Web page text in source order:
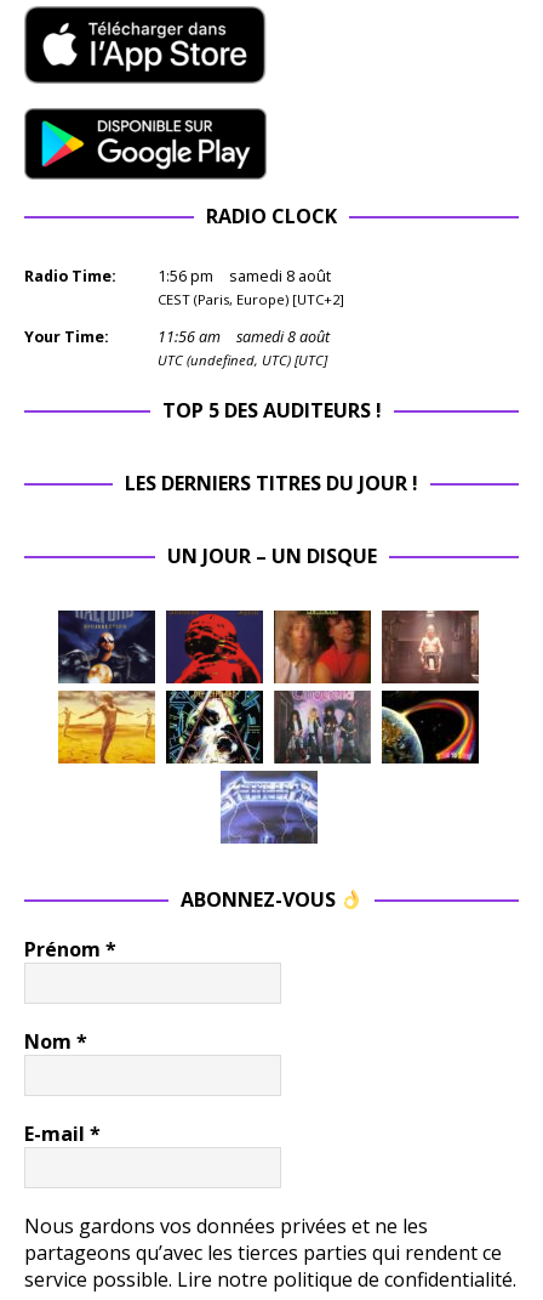
RADIO CLOCK
Radio Time: 1:56pm samedi 8 août
CEST (Paris, Europe) [UTC+2]
Your Time: 11:56am samedi 8 août
UTC (undefined, UTC) [UTC]
TOP 5 DES AUDITEURS !
LES DERNIERS TITRES DU JOUR !
UN JOUR – UN DISQUE
ABONNEZ-VOUS
Prénom *
Nom *
E-mail *
Nous gardons vos données privées et ne les
partageons qu’avec les tierces parties qui rendent ce
service possible. Lire notre politique de confidentialité.